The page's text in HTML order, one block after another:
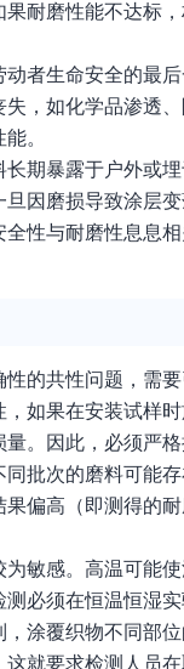
耐磨性能不达标
者生命安全的最
，如化学品渗透
。
期暴露于户外或
因磨损导致涂层
性与耐磨性息息
的共性问题，需要
如果在安装试样
。因此，必须严
批次的磨料可能
偏高（即测得的
敏感。高温可能
必须在恒温恒湿
涂覆织物不同部
就要求检测人员